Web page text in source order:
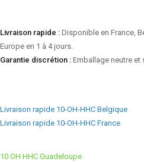
Livraison rapide : Disponible en France,
Europe en 1 à 4 jours.
Garantie discrétion : Emballage neutre
Livraison rapide 10-OH-HHC Belgique
Livraison rapide 10-OH-HHC France
10 OH HHC Guadeloupe